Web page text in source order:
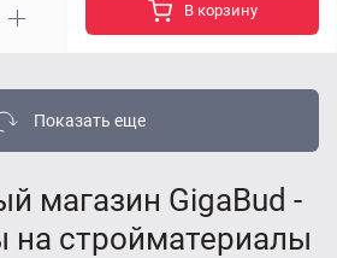
В корзину
Показать еще
магазин GigaBud -
на стройматериалы